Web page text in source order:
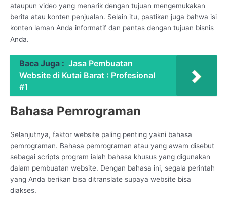
ataupun video yang menarik dengan tujuan mengemukakan
berita atau konten penjualan. Selain itu, pastikan juga bahwa isi
konten laman Anda informatif dan pantas dengan tujuan bisnis
Anda.
Baca Juga : Jasa Pembuatan
Website di Kutai Barat : Profesional
#1
Bahasa Pemrograman
Selanjutnya, faktor website paling penting yakni bahasa
pemrograman. Bahasa pemrograman atau yang awam disebut
sebagai scripts program ialah bahasa khusus yang digunakan
dalam pembuatan website. Dengan bahasa ini, segala perintah
yang Anda berikan bisa ditranslate supaya website bisa
diakses.